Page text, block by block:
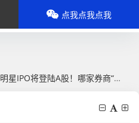
明星IPO将登陆A股！哪家券商“赚麻了”？
点我点我点我